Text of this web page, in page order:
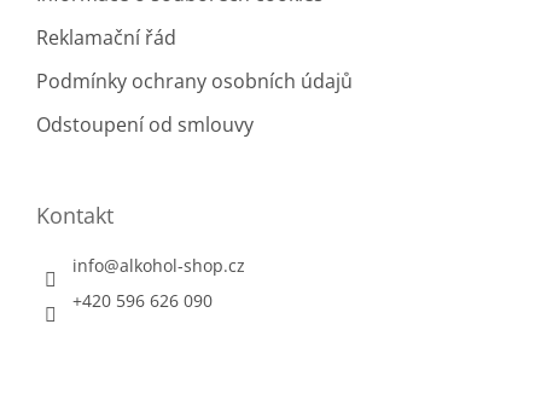
Reklamační řád
Podmínky ochrany osobních údajů
Odstoupení od smlouvy
Kontakt
info@alkohol-shop.cz
+420 596 626 090